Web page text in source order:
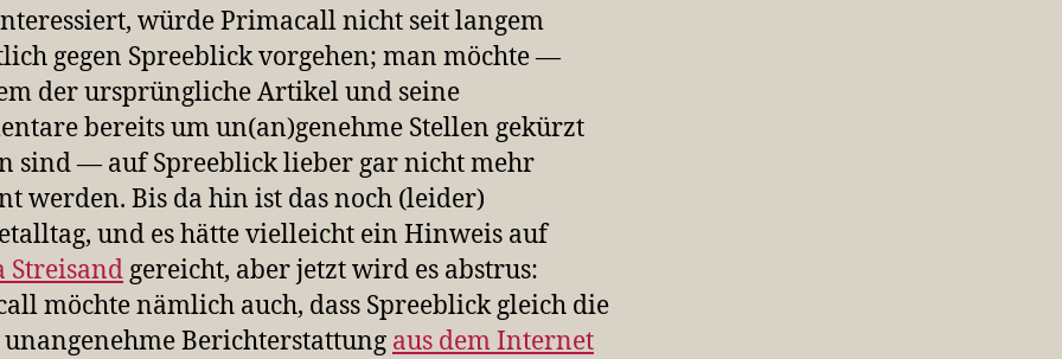
würde Primacall nicht seit langem
gegen Spreeblick vorgehen; man möchte —
der ursprüngliche Artikel und seine
bereits um un(an)genehme Stellen gekürzt
sind — auf Spreeblick lieber gar nicht mehr
werden. Bis da hin ist das noch (leider)
und es hätte vielleicht ein Hinweis auf
Streisand gereicht, aber jetzt wird es abstrus:
möchte nämlich auch, dass Spreeblick gleich die
Berichterstattung aus dem Internet